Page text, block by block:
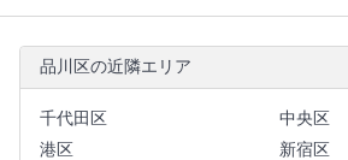
品川区の近隣エリア
千代田区
中央区
港区
新宿区